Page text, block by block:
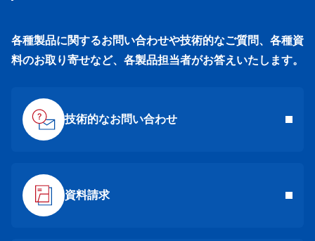
各種製品に関するお問い合わせや技術的なご質問、各種資
料のお取り寄せなど、各製品担当者がお答えいたします。
技術的なお問い合わせ
資料請求